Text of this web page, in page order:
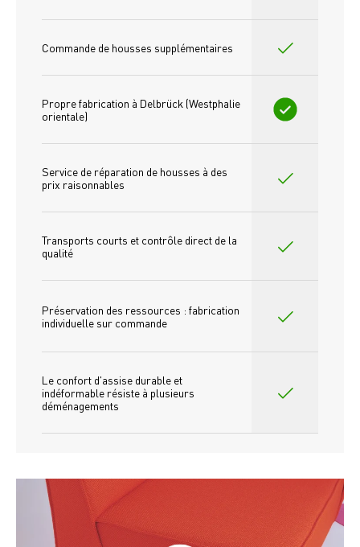
Commande de housses supplémentaires
Propre fabrication à Delbrück (Westphalie
orientale)
Service de réparation de housses à des
prix raisonnables
Transports courts et contrôle direct de la
qualité
Préservation des ressources : fabrication
individuelle sur commande
Le confort d'assise durable et
indéformable résiste à plusieurs
déménagements